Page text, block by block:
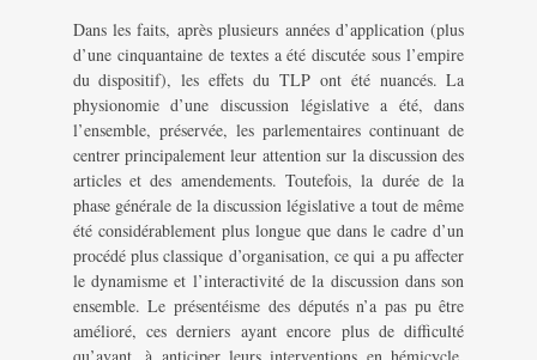
Dans les faits, après plusieurs années d’application (plus
d’une cinquantaine de textes a été discutée sous l’empire
du dispositif), les effets du TLP ont été nuancés. La
physionomie d’une discussion législative a été, dans
l’ensemble, préservée, les parlementaires continuant de
centrer principalement leur attention sur la discussion des
articles et des amendements. Toutefois, la durée de la
phase générale de la discussion législative a tout de même
été considérablement plus longue que dans le cadre d’un
procédé plus classique d’organisation, ce qui a pu affecter
le dynamisme et l’interactivité de la discussion dans son
ensemble. Le présentéisme des députés n’a pas pu être
amélioré, ces derniers ayant encore plus de difficulté